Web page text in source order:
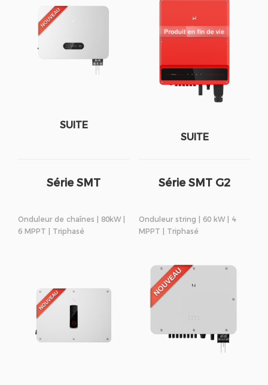
SUITE
SUITE
Série SMT
Onduleur de chaînes | 80kW |
6 MPPT | Triphasé
Série SMT G2
Onduleur string | 60 kW | 4
MPPT | Triphasé